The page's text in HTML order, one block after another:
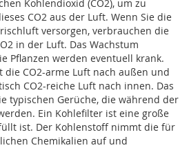
Kohlendioxid (CO2), um zu
CO2 aus der Luft. Wenn Sie die
versorgen, verbrauchen die
in der Luft. Das Wachstum
Pflanzen werden eventuell krank.
die CO2-arme Luft nach außen und
CO2-reiche Luft nach innen. Das
typischen Gerüche, die während der
Ein Kohlefilter ist eine große
ist. Der Kohlenstoff nimmt die für
Chemikalien auf und